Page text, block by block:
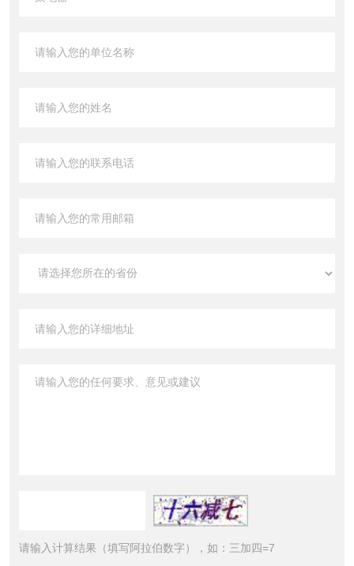
请输入计算结果（填写阿拉伯数字），如：三加四=7